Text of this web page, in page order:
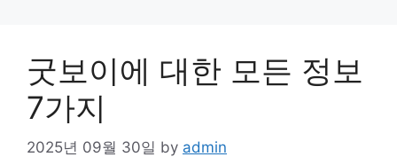
굿보이에 대한 모든 정보
7가지
2025년 09월 30일 by admin